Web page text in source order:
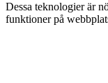
Dessa teknologier är
funktioner på